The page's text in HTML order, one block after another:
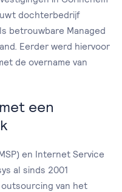
dochterbedrijf
betrouwbare Managed
Eerder werd hiervoor
de overname van
een
en Internet Service
al sinds 2001
van het